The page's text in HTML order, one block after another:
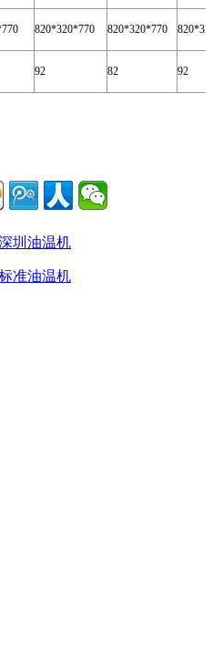
820*320*770 820*320*770
92 82 92
圳油温机
准油温机